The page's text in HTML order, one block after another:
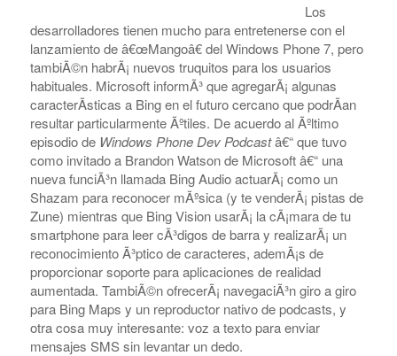
Los
desarrolladores tienen mucho para entretenerse con el
lanzamiento de â€œMangoâ€ del Windows Phone 7, pero
tambiÃ©n habrÃ¡ nuevos truquitos para los usuarios
habituales. Microsoft informÃ³ que agregarÃ¡ algunas
caracterÃ­sticas a Bing en el futuro cercano que podrÃ­an
resultar particularmente Ãºtiles. De acuerdo al Ãºltimo
episodio de Windows Phone Dev Podcastâ€“ que tuvo
como invitado a Brandon Watson de Microsoft â€“ una
nueva funciÃ³n llamada Bing Audio actuarÃ¡ como un
Shazam para reconocer mÃºsica (y te venderÃ¡ pistas de
Zune) mientras que Bing Vision usarÃ¡ la cÃ¡mara de tu
smartphone para leer cÃ³digos de barra y realizarÃ¡ un
reconocimiento Ã³ptico de caracteres, ademÃ¡s de
proporcionar soporte para aplicaciones de realidad
aumentada. TambiÃ©n ofrecerÃ¡ navegaciÃ³n giro a giro
para Bing Maps y un reproductor nativo de podcasts, y
otra cosa muy interesante: voz a texto para enviar
mensajes SMS sin levantar un dedo.